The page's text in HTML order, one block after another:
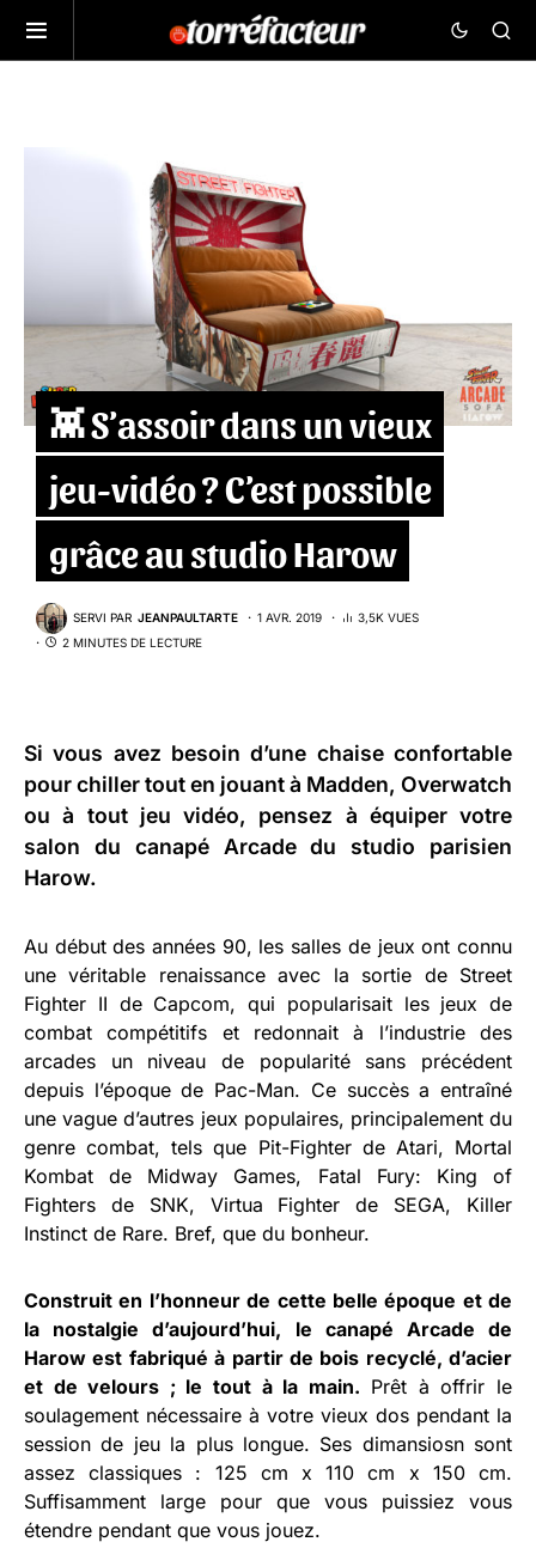
👾 S’assoir dans un vieux
jeu-vidéo ? C’est possible
grâce au studio Harow
SERVI PAR JEANPAULTARTE 1 AVR. 2019
3,5K VUES
2 MINUTES DE LECTURE
Si vous avez besoin d’une chaise confortable
pour chiller tout en jouant à Madden, Overwatch
ou à tout jeu vidéo, pensez à équiper votre
salon du canapé Arcadedu studio parisien
Harow.
Au début des années 90, les salles de jeux ont connu
une véritable renaissance avec la sortie de Street
Fighter II de Capcom, qui popularisait les jeux de
combat compétitifs et redonnait à l’industrie des
arcades un niveau de popularité sans précédent
depuis l’époque de Pac-Man. Ce succès a entraîné
une vague d’autres jeux populaires, principalement du
genre combat, tels que Pit-Fighter de Atari, Mortal
Kombat de Midway Games, Fatal Fury: King of
Fighters de SNK, Virtua Fighter de SEGA, Killer
Instinct de Rare. Bref, que du bonheur.
Construit en l’honneur de cette belle époque et de
la nostalgie d’aujourd’hui, le canapé Arcade de
Harow est fabriqué à partir de bois recyclé, d’acier
et de velours ; le tout à la main. Prêt à offrir le
soulagement nécessaire à votre vieux dos pendant la
session de jeu la plus longue. Ses dimansiosn sont
assez classiques : 125 cm x 110 cm x 150 cm.
Suffisamment large pour que vous puissiez vous
étendre pendant que vous jouez.